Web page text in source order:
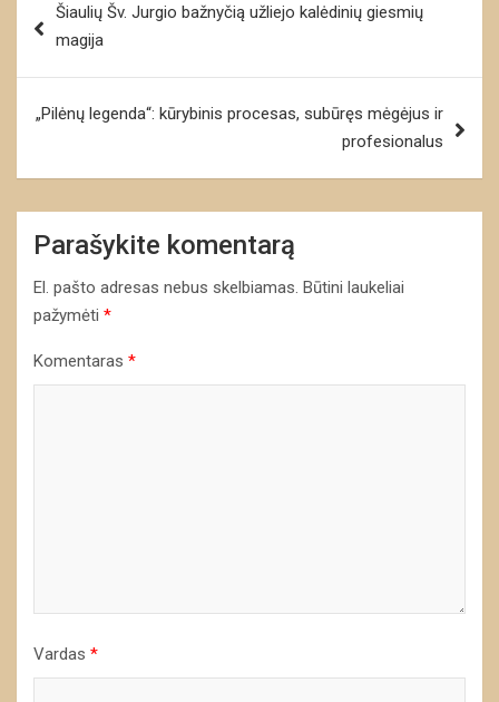
tarpŠiaulių Šv. Jurgio bažnyčią užliejo kalėdinių giesmių
magija
„Pilėnų legenda“: kūrybinis procesas, subūręs mėgėjus ir
profesionalus
Parašykite komentarą
El. pašto adresas nebus skelbiamas. Būtini laukeliai
pažymėti *
Komentaras *
Vardas *